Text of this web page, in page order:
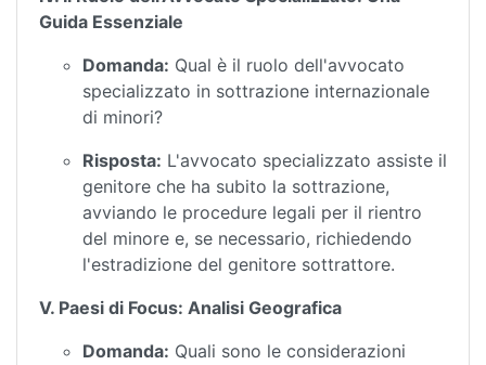
Guida Essenziale
Domanda: Qual è il ruolo dell'avvocato
specializzato in sottrazione internazionale
di minori?
Risposta: L'avvocato specializzato assiste il
genitore che ha subito la sottrazione,
avviando le procedure legali per il rientro
del minore e, se necessario, richiedendo
l'estradizione del genitore sottrattore.
V. Paesi di Focus: Analisi Geografica
Domanda: Quali sono le considerazioni